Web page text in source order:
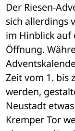
Der Riesen-
sich allerdings
im Hinblick auf
Öffnung.
Zeit vom 1. bis
werden,
Neustadt
Kremper Tor